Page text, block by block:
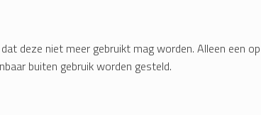
deze niet meer gebruikt mag worden. Alleen een
buiten gebruik worden gesteld.